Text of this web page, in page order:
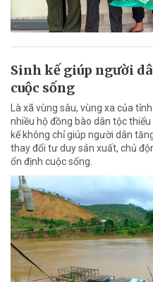
Sinh kế giúp người
cuộc sống
Là xã vùng sâu, vùng xa của
nhiều hộ đồng bào dân tộc
kế không chỉ giúp người dân
thay đổi tư duy sản xuất, chủ
ổn định cuộc sống.